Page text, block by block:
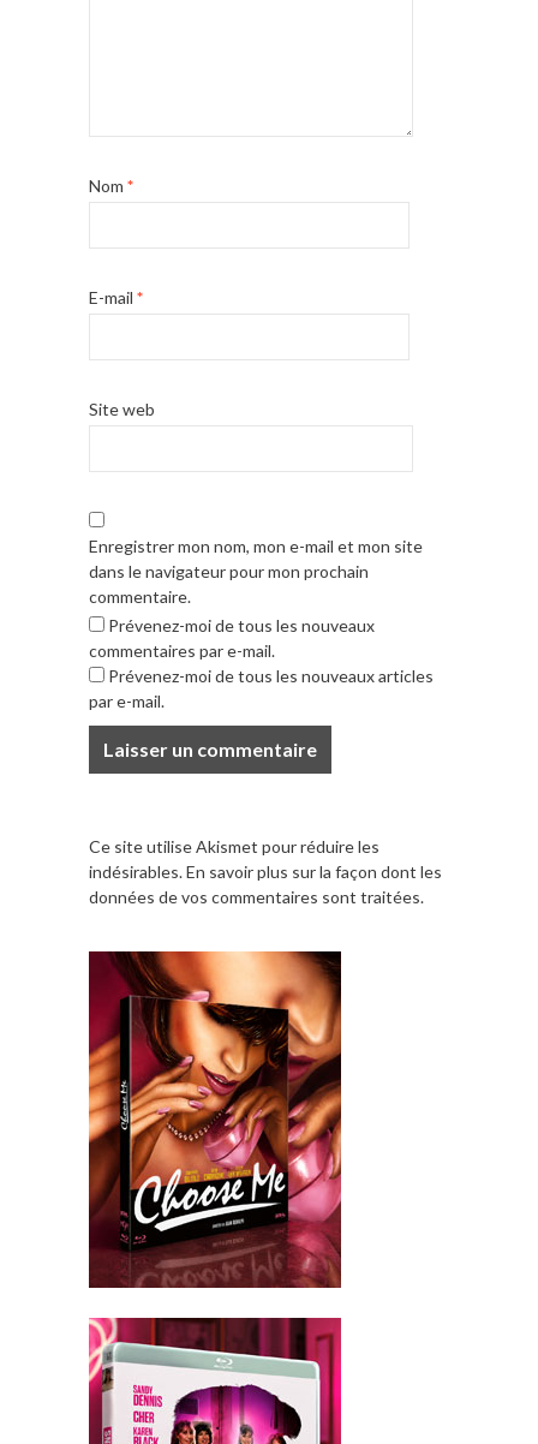
Nom *
E-mail *
Site web
Enregistrer mon nom, mon e-mail et mon site
dans le navigateur pour mon prochain
commentaire.
Prévenez-moi de tous les nouveaux
commentaires par e-mail.
Prévenez-moi de tous les nouveaux articles
par e-mail.
Ce site utilise Akismet pour réduire les
indésirables.En savoir plus sur la façon dont les
données de vos commentaires sont traitées.